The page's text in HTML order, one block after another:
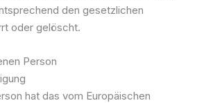
den gesetzlichen
oder gelöscht.
Person
hat das vom Europäischen